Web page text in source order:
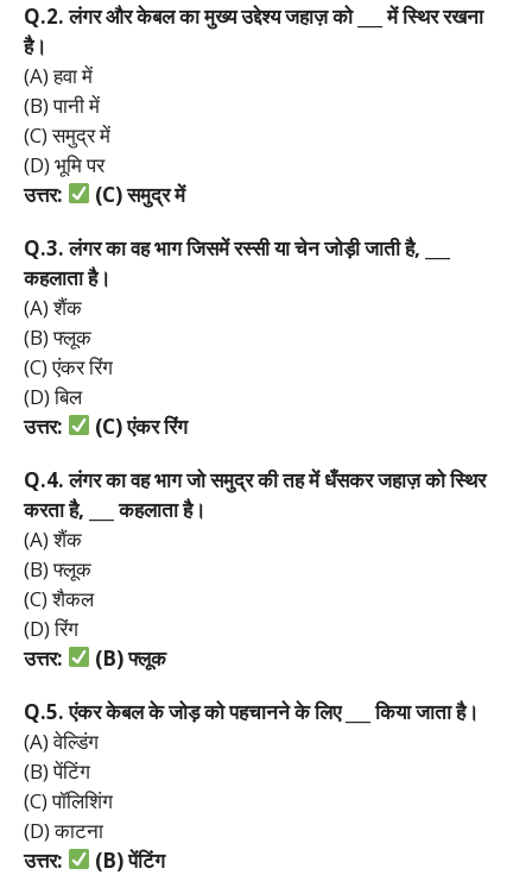
Q.2.लंगरऔरकेबलकामुख्यउद्देश्यजहाज़को ___मेंस्थिररखना
है।
(A) हवा में
(B) पानी में
(C) समुद्र में
(D) भूमि पर
उत्तर:
(C)समुद्रमें
Q.3.लंगरकावहभागजिसमेंरस्सीयाचेनजोड़ीजातीहै, ___
कहलाताहै।
(A) शैंक
(B) फ्लूक
(C) एंकर रिंग
(D) बिल
उत्तर:
(C)एंकररिंग
Q.4.लंगरकावहभागजोसमुद्रकीतहमेंधँसकरजहाज़कोस्थिर
करताहै, ___कहलाताहै।
(A) शैंक
(B) फ्लूक
(C) शैकल
(D) रिंग
उत्तर:
(B)फ्लूक
Q.5.एंकरकेबलकेजोड़कोपहचाननेकेलिए ___कियाजाताहै।
(A) वेल्डिंग
(B) पेंटिंग
(C) पॉलिशिंग
(D) काटना
उत्तर:
(B)पेंटिंग